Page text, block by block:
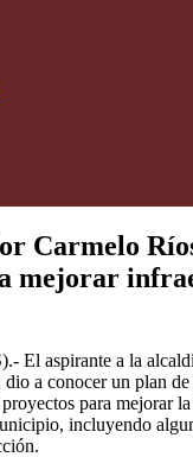
Carmelo
mejorar
El aspirante a la
a conocer un plan
para mejorar
incluyendo